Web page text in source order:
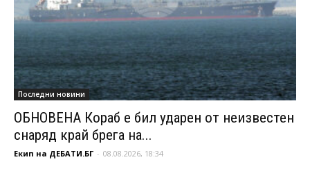
Последни новини
ОБНОВЕНА Кораб е бил ударен от неизвестен
снаряд край брега на...
Екип на ДЕБАТИ.БГ - 08.08.2026, 18:34